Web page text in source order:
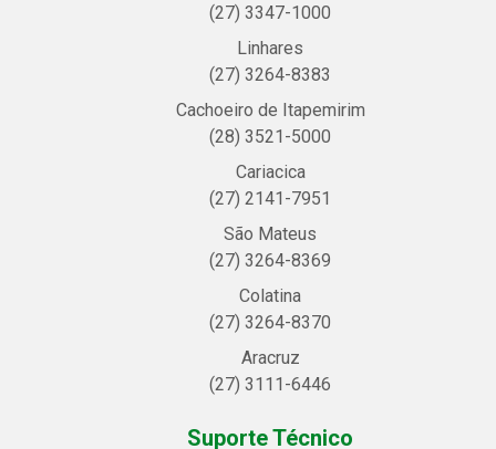
(27) 3347-1000
Linhares
(27) 3264-8383
Cachoeiro de Itapemirim
(28) 3521-5000
Cariacica
(27) 2141-7951
São Mateus
(27) 3264-8369
Colatina
(27) 3264-8370
Aracruz
(27) 3111-6446
Suporte Técnico